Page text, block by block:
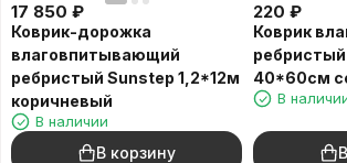
17 850 ₽
Коврик-дорожка
влаговпитывающий
ребристый Sunstep 1,2*12м
коричневый
В наличии
В корзину
220 ₽
Коврик
40*60см
В